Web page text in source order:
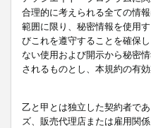
合理的に考えられる全ての情
範囲に限り、秘密情報を使用
びこれを遵守することを確保
ない使用および開示から秘密
されるものとし、本規約の有
乙と甲とは独立した契約者で
ズ、販売代理店または雇用関